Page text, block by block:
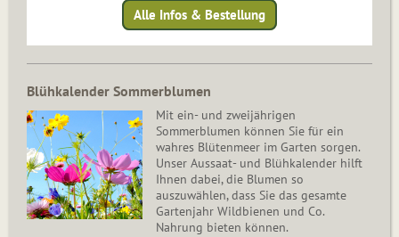
Alle Infos & Bestellung
Blühkalender Sommerblumen
Mit ein- und zweijährigen
Sommerblumen können Sie für ein
wahres Blütenmeer im Garten sorgen.
Unser Aussaat- und Blühkalender hilft
Ihnen dabei, die Blumen so
auszuwählen, dass Sie das gesamte
Gartenjahr Wildbienen und Co.
Nahrung bieten können.